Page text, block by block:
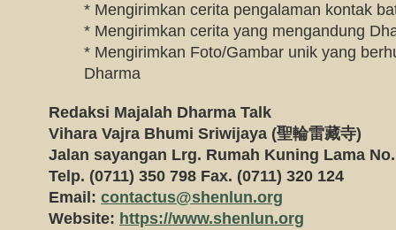
* Mengirimkan cerita pengalaman kontak
* Mengirimkan cerita yang mengandung
* Mengirimkan Foto/Gambar unik yang
Dharma
Redaksi Majalah Dharma Talk
Vihara Vajra Bhumi Sriwijaya (聖輪雷藏寺)
Jalan sayangan Lrg. Rumah Kuning Lama
Telp. (0711) 350 798 Fax. (0711) 320 124
Email: contactus@shenlun.org
Website: https://www.shenlun.org